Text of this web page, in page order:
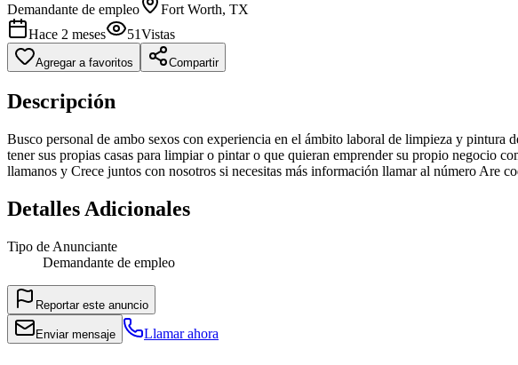
Demandante de empleo
Fort Worth, TX
Hace 2 meses
51Vistas
Agregar a favoritos Compartir
Descripción
Busco personal de ambo sexos con experiencia en el ámbito laboral de limpieza y pintura
tener sus propias casas para limpiar o pintar o que quieran emprender su propio negocio
llamanos y Crece juntos con nosotros si necesitas más información llamar al número Are
Detalles Adicionales
Tipo de Anunciante
Demandante de empleo
Reportar este anuncio
Enviar mensaje Llamar ahora